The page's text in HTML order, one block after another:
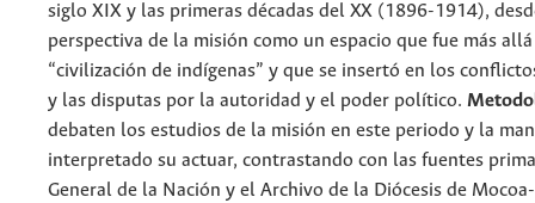
siglo XIX y las primeras décadas del XX (1896-1914),
perspectiva de la misión como un espacio que fue más
“civilización de indígenas” y que se insertó en los
y las disputas por la autoridad y el poder político.
debaten los estudios de la misión en este periodo y la
interpretado su actuar, contrastando con las fuentes
General de la Nación y el Archivo de la Diócesis de